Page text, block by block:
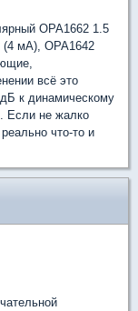
OPA1662 1.5
мА), OPA1642
всё это
к динамическому
Если не жалко
что-то и